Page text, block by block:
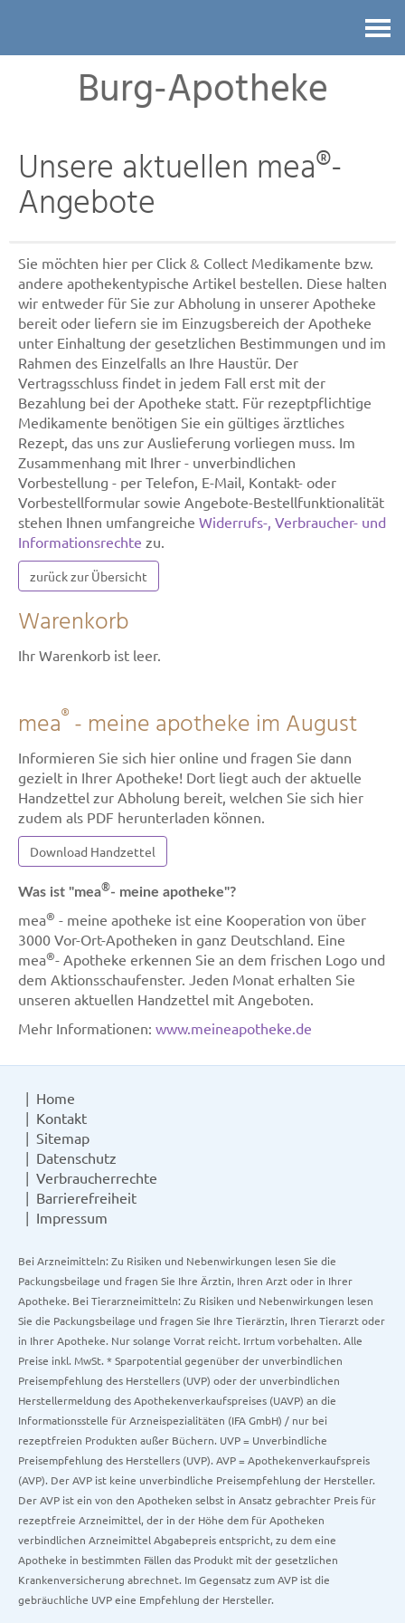
Burg-Apotheke
Unsere aktuellen mea®-
Angebote
Sie möchten hier per Click & Collect Medikamente bzw.
andere apothekentypische Artikel bestellen. Diese halten
wir entweder für Sie zur Abholung in unserer Apotheke
bereit oder liefern sie im Einzugsbereich der Apotheke
unter Einhaltung der gesetzlichen Bestimmungen und im
Rahmen des Einzelfalls an Ihre Haustür. Der
Vertragsschluss findet in jedem Fall erst mit der
Bezahlung bei der Apotheke statt. Für rezeptpflichtige
Medikamente benötigen Sie ein gültiges ärztliches
Rezept, das uns zur Auslieferung vorliegen muss. Im
Zusammenhang mit Ihrer - unverbindlichen
Vorbestellung - per Telefon, E-Mail, Kontakt- oder
Vorbestellformular sowie Angebote-Bestellfunktionalität
stehen Ihnen umfangreiche Widerrufs-, Verbraucher- und
Informationsrechte zu.
zurück zur Übersicht
Warenkorb
Ihr Warenkorb ist leer.
mea® - meine apotheke im August
Informieren Sie sich hier online und fragen Sie dann
gezielt in Ihrer Apotheke! Dort liegt auch der aktuelle
Handzettel zur Abholung bereit, welchen Sie sich hier
zudem als PDF herunterladen können.
Download Handzettel
Was ist "mea®- meine apotheke"?
mea® - meine apotheke ist eine Kooperation von über
3000 Vor-Ort-Apotheken in ganz Deutschland. Eine
mea®- Apotheke erkennen Sie an dem frischen Logo und
dem Aktionsschaufenster. Jeden Monat erhalten Sie
unseren aktuellen Handzettel mit Angeboten.
Mehr Informationen: www.meineapotheke.de
Home
Kontakt
Sitemap
Datenschutz
Verbraucherrechte
Barrierefreiheit
Impressum
Bei Arzneimitteln: Zu Risiken und Nebenwirkungen lesen Sie die
Packungsbeilage und fragen Sie Ihre Ärztin, Ihren Arzt oder in Ihrer
Apotheke. Bei Tierarzneimitteln: Zu Risiken und Nebenwirkungen lesen
Sie die Packungsbeilage und fragen Sie Ihre Tierärztin, Ihren Tierarzt oder
in Ihrer Apotheke. Nur solange Vorrat reicht. Irrtum vorbehalten. Alle
Preise inkl. MwSt. * Sparpotential gegenüber der unverbindlichen
Preisempfehlung des Herstellers (UVP) oder der unverbindlichen
Herstellermeldung des Apothekenverkaufspreises (UAVP) an die
Informationsstelle für Arzneispezialitäten (IFA GmbH) / nur bei
rezeptfreien Produkten außer Büchern. UVP = Unverbindliche
Preisempfehlung des Herstellers (UVP). AVP = Apothekenverkaufspreis
(AVP). Der AVP ist keine unverbindliche Preisempfehlung der Hersteller.
Der AVP ist ein von den Apotheken selbst in Ansatz gebrachter Preis für
rezeptfreie Arzneimittel, der in der Höhe dem für Apotheken
verbindlichen Arzneimittel Abgabepreis entspricht, zu dem eine
Apotheke in bestimmten Fällen das Produkt mit der gesetzlichen
Krankenversicherung abrechnet. Im Gegensatz zum AVP ist die
gebräuchliche UVP eine Empfehlung der Hersteller.